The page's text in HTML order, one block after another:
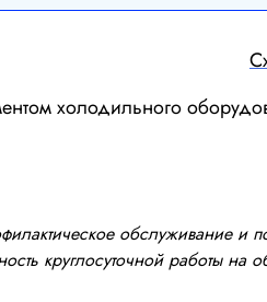
холодильного
обслуживание и
круглосуточной работы на